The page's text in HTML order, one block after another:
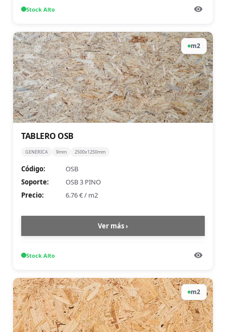
StockAlto
TABLERO OSB
GENERICA 9mm 2500x1250mm
Código:
OSB
Soporte:
OSB 3 PINO
Precio:
6.76 €/ m2
Ver más ›
StockAlto
m2
m2